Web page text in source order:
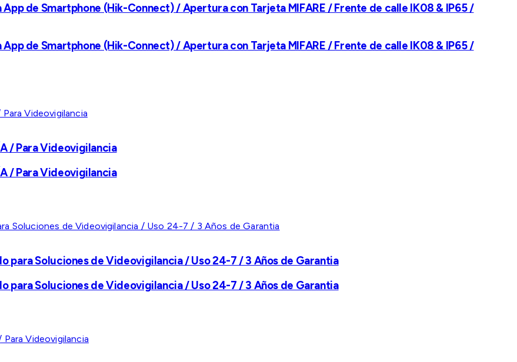
de Smartphone (Hik-Connect) / Apertura con Tarjeta MIFARE / Frente de calle IK08 & IP65 /
de Smartphone (Hik-Connect) / Apertura con Tarjeta MIFARE / Frente de calle IK08 & IP65 /
/ Para Videovigilancia
/ Para Videovigilancia
para Soluciones de Videovigilancia / Uso 24-7 / 3 Años de Garantia
para Soluciones de Videovigilancia / Uso 24-7 / 3 Años de Garantia